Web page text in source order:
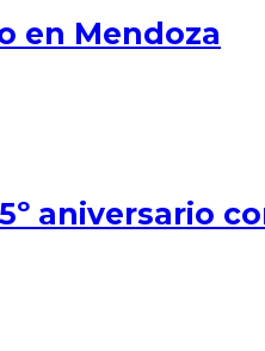
en Mendoza
aniversario